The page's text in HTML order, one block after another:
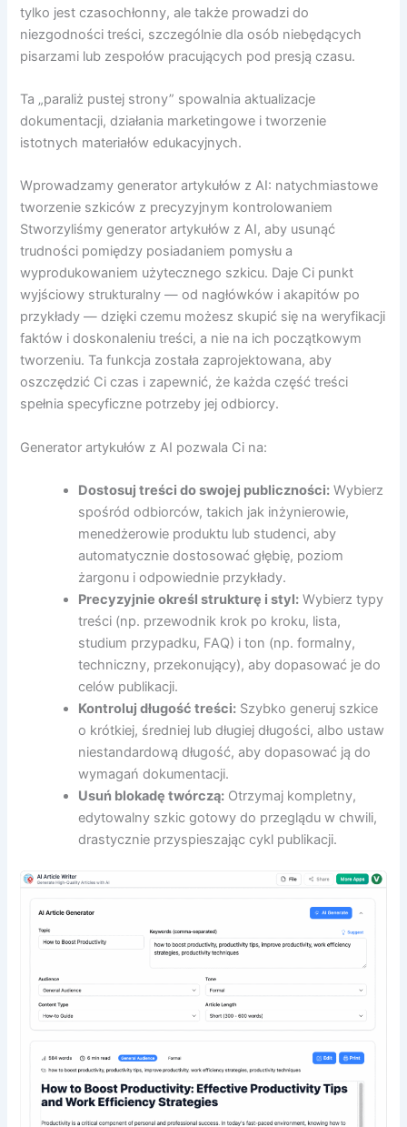
tylko jest czasochłonny, ale także prowadzi do
niezgodności treści, szczególnie dla osób niebędących
pisarzami lub zespołów pracujących pod presją czasu.
Ta „paraliż pustej strony” spowalnia aktualizacje
dokumentacji, działania marketingowe i tworzenie
istotnych materiałów edukacyjnych.
Wprowadzamy generator artykułów z AI: natychmiastowe
tworzenie szkiców z precyzyjnym kontrolowaniem
Stworzyliśmy generator artykułów z AI, aby usunąć
trudności pomiędzy posiadaniem pomysłu a
wyprodukowaniem użytecznego szkicu. Daje Ci punkt
wyjściowy strukturalny — od nagłówków i akapitów po
przykłady — dzięki czemu możesz skupić się na weryfikacji
faktów i doskonaleniu treści, a nie na ich początkowym
tworzeniu. Ta funkcja została zaprojektowana, aby
oszczędzić Ci czas i zapewnić, że każda część treści
spełnia specyficzne potrzeby jej odbiorcy.
Generator artykułów z AI pozwala Ci na:
Dostosuj treści do swojej publiczności: Wybierz
spośród odbiorców, takich jak inżynierowie,
menedżerowie produktu lub studenci, aby
automatycznie dostosować głębię, poziom
żargonu i odpowiednie przykłady.
Precyzyjnie określ strukturę i styl: Wybierz typy
treści (np. przewodnik krok po kroku, lista,
studium przypadku, FAQ) i ton (np. formalny,
techniczny, przekonujący), aby dopasować je do
celów publikacji.
Kontroluj długość treści: Szybko generuj szkice
o krótkiej, średniej lub długiej długości, albo ustaw
niestandardową długość, aby dopasować ją do
wymagań dokumentacji.
Usuń blokadę twórczą: Otrzymaj kompletny,
edytowalny szkic gotowy do przeglądu w chwili,
drastycznie przyspieszając cykl publikacji.